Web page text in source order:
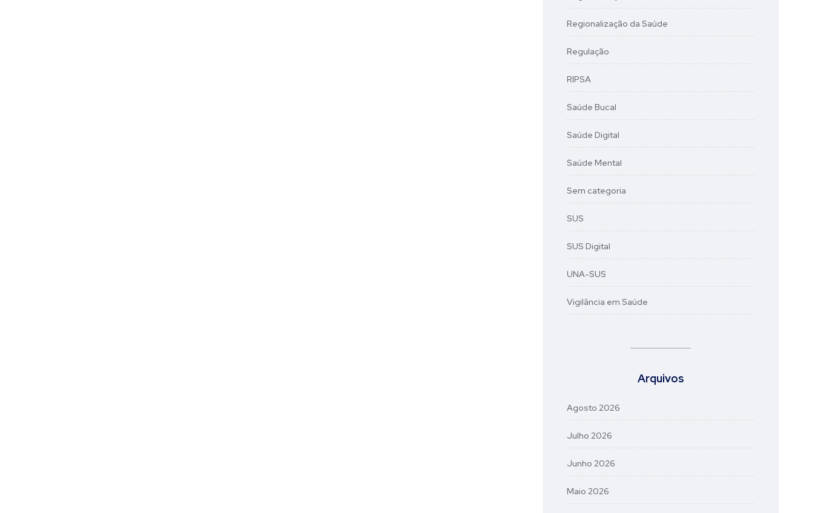
Regionalização da Saúde
Regulação
RIPSA
Saúde Bucal
Saúde Digital
Saúde Mental
Sem categoria
SUS
SUS Digital
UNA-SUS
Vigilância em Saúde
Arquivos
Agosto 2026
Julho 2026
Junho 2026
Maio 2026